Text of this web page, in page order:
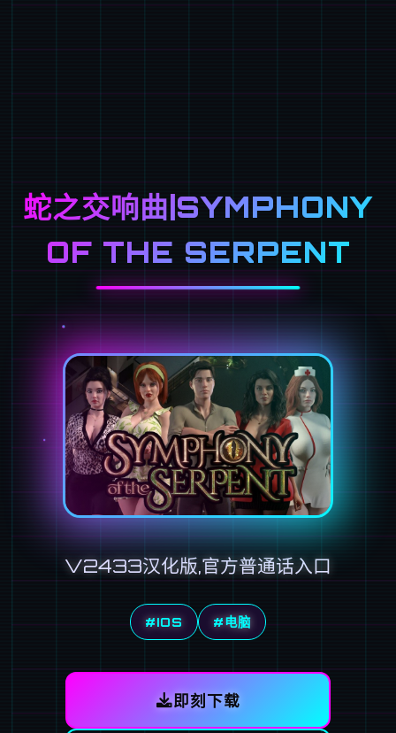
蛇之交响曲|SYMPHONY
OF THE SERPENT
V2433汉化版,官方普通话入口
#IOS #电脑
即刻下载